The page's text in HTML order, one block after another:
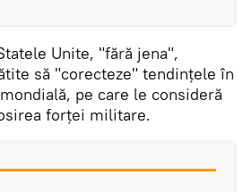
Unite, "fără jena",
să "corecteze" tendințele în
pe care le consideră
forței militare.